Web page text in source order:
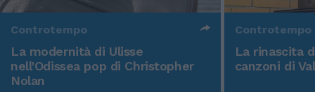
Controtempo
La modernità di Ulisse
nell'Odissea pop di Christopher
Nolan
Controtempo
La rinascita
canzoni di